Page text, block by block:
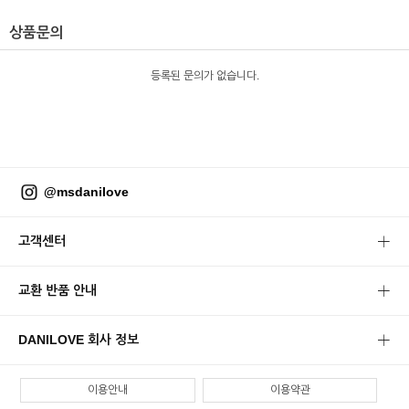
상품문의
등록된 문의가 없습니다.
@msdanilove
고객센터
교환 반품 안내
DANILOVE 회사 정보
이용안내 이용약관